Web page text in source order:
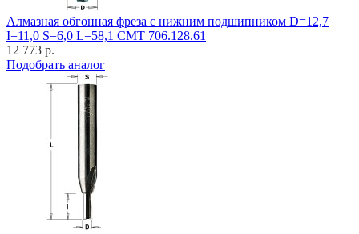
Алмазная обгонная фреза с нижним подшипником D=12,7
I=11,0 S=6,0 L=58,1 CMT 706.128.61
12 773 р.
Подобрать аналог